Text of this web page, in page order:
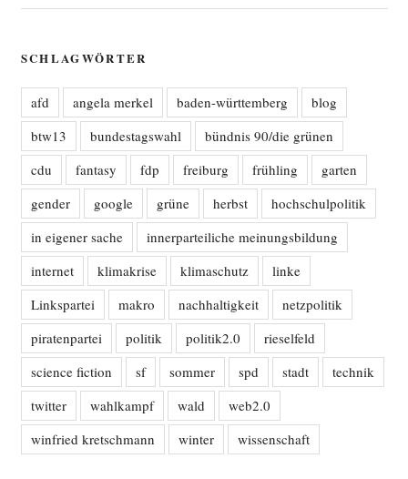
SCHLAGWÖRTER
afd angela merkel baden-württemberg
blog
btw13
bundestagswahl
bündnis 90/die grünen
cdu
fantasy fdp freiburg frühling
garten
gender
google grüne herbst
hochschulpolitik
in eigener sache
innerparteiliche meinungsbildung
internet
klimakrise klimaschutz
linke
Linkspartei
makro nachhaltigkeit
netzpolitik
piratenpartei
politik politik2.0
rieselfeld
science fiction
sf sommer spd stadt
technik
twitter
wahlkampf wald
web2.0
winfried kretschmann
winter wissenschaft